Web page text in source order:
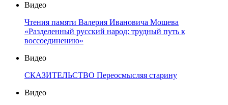
Видео
Чтения памяти Валерия Ивановича Мошева
«Разделенный русский народ: трудный путь к
воссоединению»
Видео
СКАЗИТЕЛЬСТВО Переосмысляя старину
Видео